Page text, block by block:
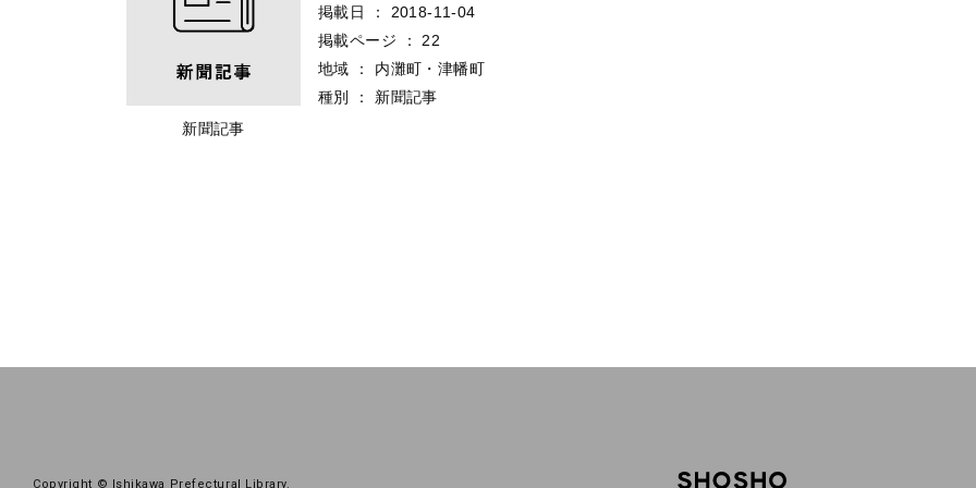
新聞記事
掲載日
：
2018-11-04
掲載ページ
：
22
地域
：
内灘町・津幡町
種別
： 新聞記事
Copyright © Ishikawa Prefectural Library.